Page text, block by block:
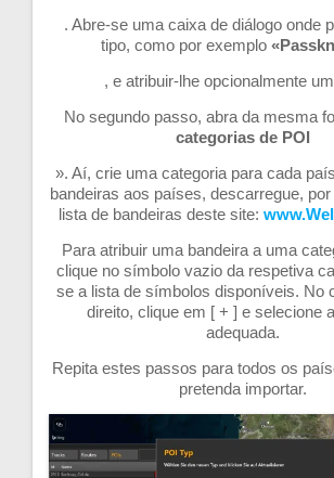
. Abre-se uma caixa de diálogo onde
tipo, como por exemplo
, e atribuir-lhe opcionalmente
No segundo passo, abra da mesma
categorias de POI
». Aí, crie uma categoria para cada
bandeiras aos países, descarregue,
lista de bandeiras deste site:
Para atribuir uma bandeira a uma
clique no símbolo vazio da respetiva
se a lista de símbolos disponíveis. No
direito, clique em [ + ] e selecione
adequada.
Repita estes passos para todos os
pretenda importar.